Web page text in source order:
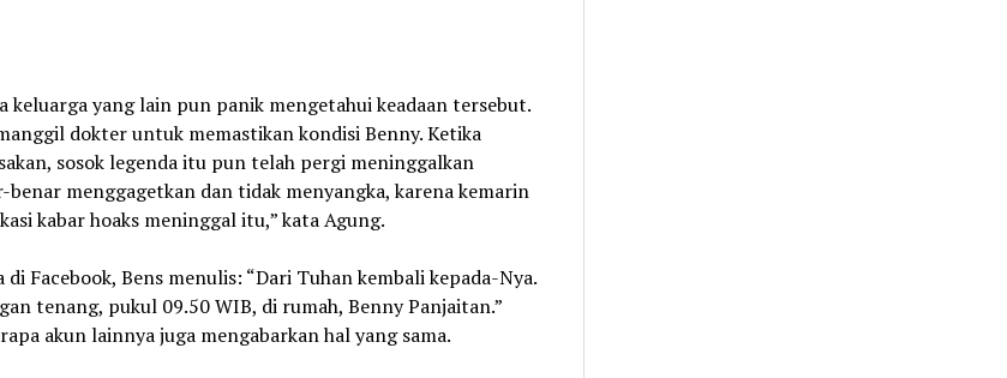
keluarga yang lain pun panik mengetahui keadaan tersebut.
dokter untuk memastikan kondisi Benny. Ketika
sosok legenda itu pun telah pergi meninggalkan
benar menggagetkan dan tidak menyangka, karena kemarin
kabar hoaks meninggal itu,” kata Agung.
Facebook, Bens menulis: “Dari Tuhan kembali kepada-Nya.
tenang, pukul 09.50 WIB, di rumah, Benny Panjaitan.”
akun lainnya juga mengabarkan hal yang sama.